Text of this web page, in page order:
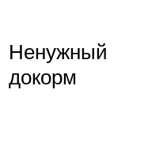
Ненужный
докорм